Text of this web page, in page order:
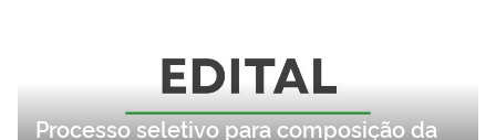
Processo seletivo para composição da